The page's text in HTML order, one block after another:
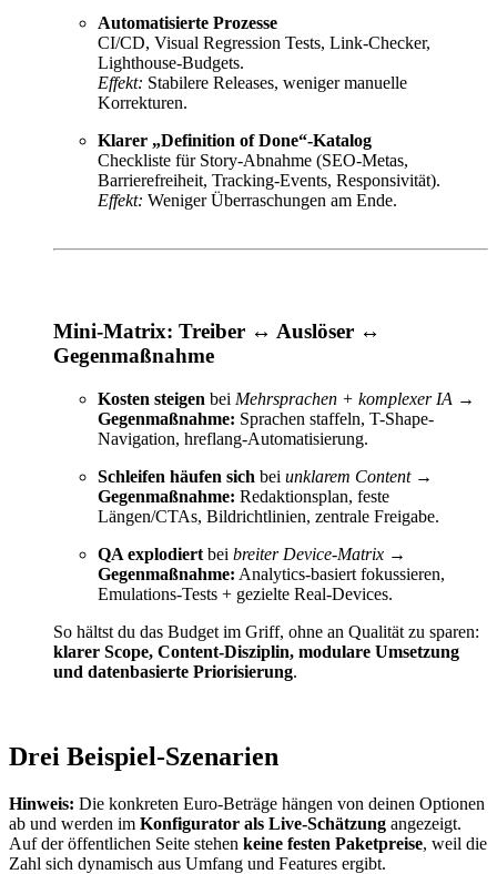
Automatisierte Prozesse
CI/CD, Visual Regression Tests, Link-Checker,
Lighthouse-Budgets.
Effekt: Stabilere Releases, weniger manuelle
Korrekturen.
Klarer „Definition of Done“-Katalog
Checkliste für Story-Abnahme (SEO-Metas,
Barrierefreiheit, Tracking-Events, Responsivität).
Effekt: Weniger Überraschungen am Ende.
Mini-Matrix: Treiber ↔ Auslöser ↔
Gegenmaßnahme
Kosten steigen bei Mehrsprachen + komplexer IA →
Gegenmaßnahme: Sprachen staffeln, T-Shape-
Navigation, hreflang-Automatisierung.
Schleifen häufen sich bei unklarem Content→
Gegenmaßnahme: Redaktionsplan, feste
Längen/CTAs, Bildrichtlinien, zentrale Freigabe.
QA explodiert bei breiter Device-Matrix →
Gegenmaßnahme: Analytics-basiert fokussieren,
Emulations-Tests + gezielte Real-Devices.
So hältst du das Budget im Griff, ohne an Qualität zu sparen:
klarer Scope, Content-Disziplin, modulare Umsetzung
und datenbasierte Priorisierung.
Drei Beispiel-Szenarien
Hinweis: Die konkreten Euro-Beträge hängen von deinen Optionen
ab und werden im Konfigurator als Live-Schätzung angezeigt.
Auf der öffentlichen Seite stehen keine festen Paketpreise, weil die
Zahl sich dynamisch aus Umfang und Features ergibt.